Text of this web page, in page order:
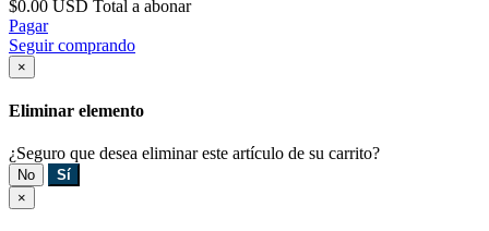
$0.00 USD Total a abonar
Pagar
Seguir comprando
×
Eliminar elemento
¿Seguro que desea eliminar este artículo de su carrito?
No
Sí
×